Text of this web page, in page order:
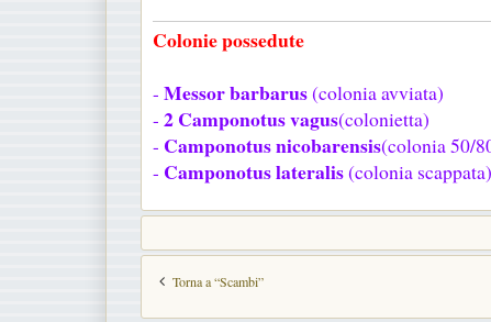
Colonie possedute
- Messor barbarus(colonia avviata)
- 2 Camponotus vagus(colonietta)
- Camponotus nicobarensis(colonia 50/
- Camponotus lateralis(colonia scappata)
Torna a “Scambi”